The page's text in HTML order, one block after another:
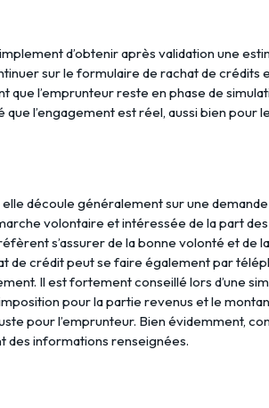
d’obtenir après validation une
sur le formulaire de rachat de crédits
que l’emprunteur reste en phase de
l’engagement est réel, aussi bien pour
découle généralement sur une
volontaire et intéressée de la part
s’assurer de la bonne volonté et de
de crédit peut se faire également par
Il est fortement conseillé lors d’une
pour la partie revenus et le
pour l’emprunteur. Bien évidemment,
des informations renseignées.